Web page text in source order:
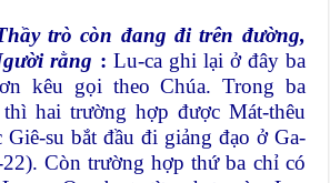
trò còn đang đi trên đường,
rằng : Lu-ca ghi lại ở đây ba
kêu gọi theo Chúa. Trong ba
hai trường hợp được Mát-thêu
su bắt đầu đi giảng đạo ở Ga-
Còn trường hợp thứ ba chỉ có